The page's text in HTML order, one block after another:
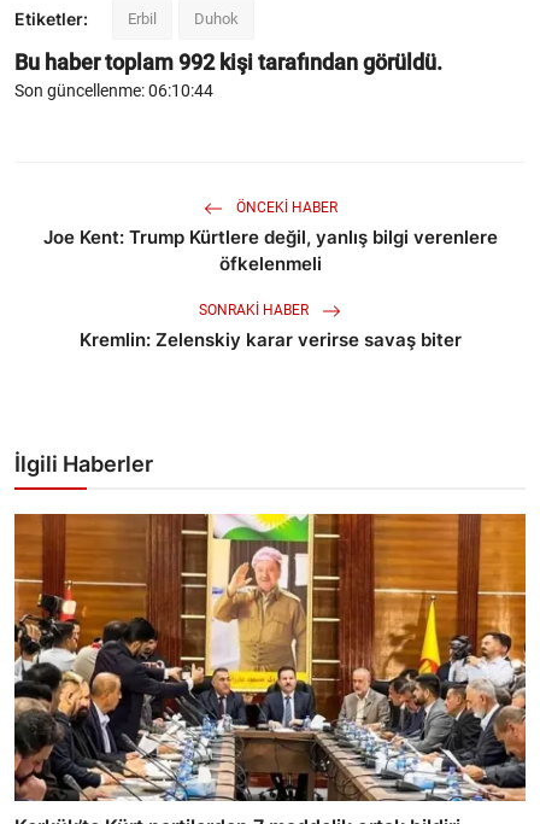
Etiketler: Erbil Duhok
Bu haber toplam992kişi tarafından görüldü.
Son güncellenme: 06:10:44
ÖNCEKI HABER
Joe Kent: Trump Kürtlere değil, yanlış bilgi verenlere
öfkelenmeli
SONRAKI HABER
Kremlin: Zelenskiy karar verirse savaş biter
İlgili Haberler